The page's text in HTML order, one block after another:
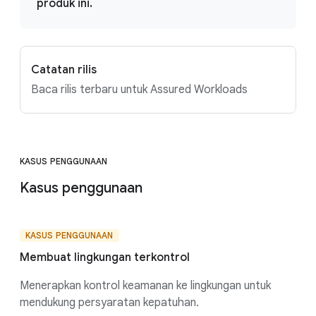
produk ini.
Catatan rilis
Baca rilis terbaru untuk Assured Workloads
KASUS PENGGUNAAN
Kasus penggunaan
KASUS PENGGUNAAN
Membuat lingkungan terkontrol
Menerapkan kontrol keamanan ke lingkungan untuk
mendukung persyaratan kepatuhan.